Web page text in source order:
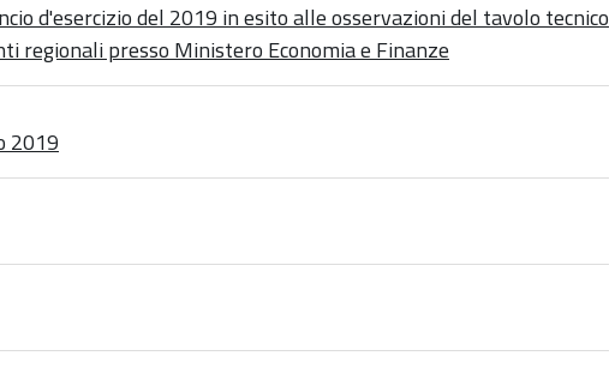
d'esercizio del 2019 in esito alle osservazioni del tavolo tecnico
regionali presso Ministero Economia e Finanze
2019